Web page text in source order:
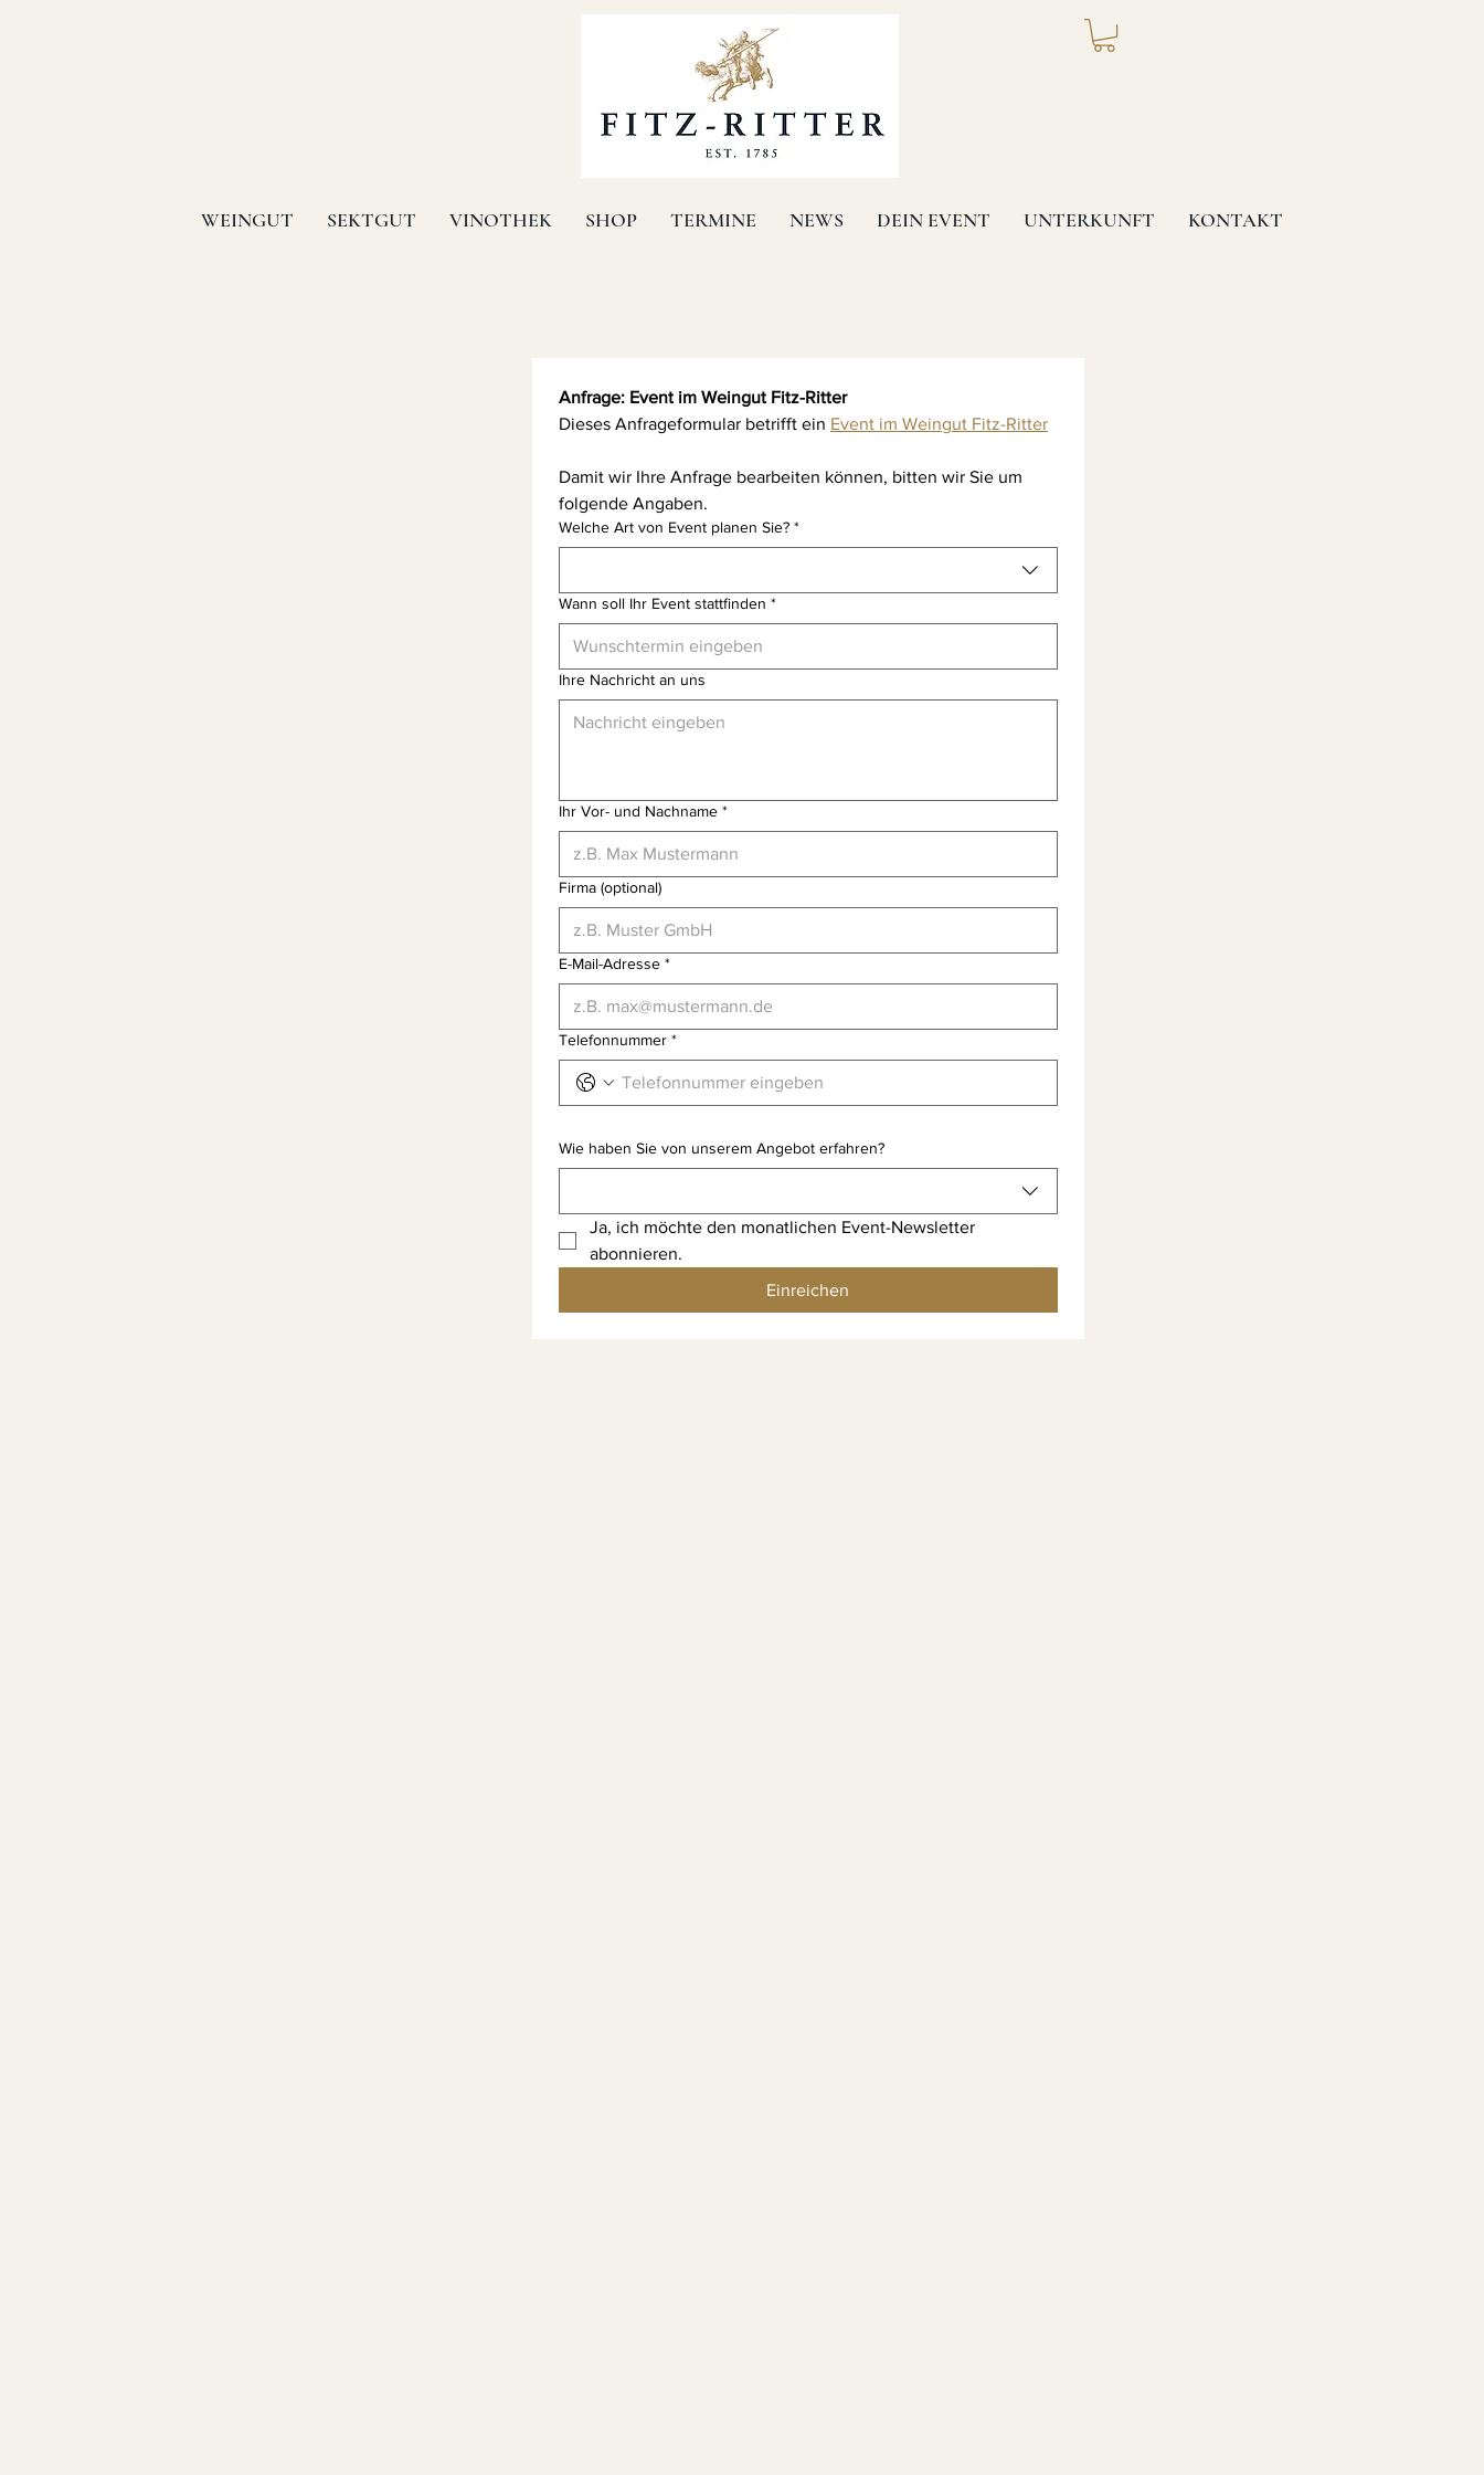
WEINGUT SEKTGUT VINOTHEK SHOP TERMINE NEWS DEIN EVENT UNTERKUNFT KONTAKT
Anfrage: Event im Weingut Fitz-Ritter
Dieses Anfrageformular betrifft ein Event im Weingut Fitz-Ritter
Damit wir Ihre Anfrage bearbeiten können, bitten wir Sie um
folgende Angaben.
Welche Art von Event planen Sie? *
Wann soll Ihr Event stattfinden *
Ihre Nachricht an uns
Ihr Vor- und Nachname *
Firma (optional)
E-Mail-Adresse *
Telefonnummer *
Wie haben Sie von unserem Angebot erfahren?
Ja, ich möchte den monatlichen Event-Newsletter
abonnieren.
Einreichen